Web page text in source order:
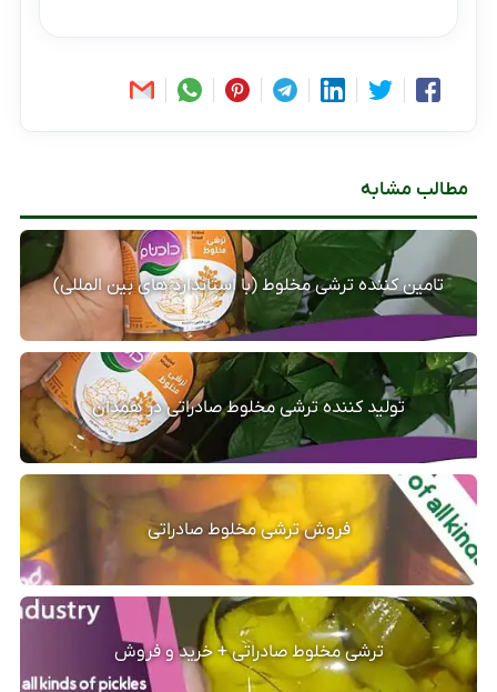
مطالب مشابه
تامین کننده ترشی مخلوط (با استاندارد های بین المللی)
تولید کننده ترشی مخلوط صادراتی در همدان
فروش ترشی مخلوط صادراتی
ترشی مخلوط صادراتی + خرید و فروش